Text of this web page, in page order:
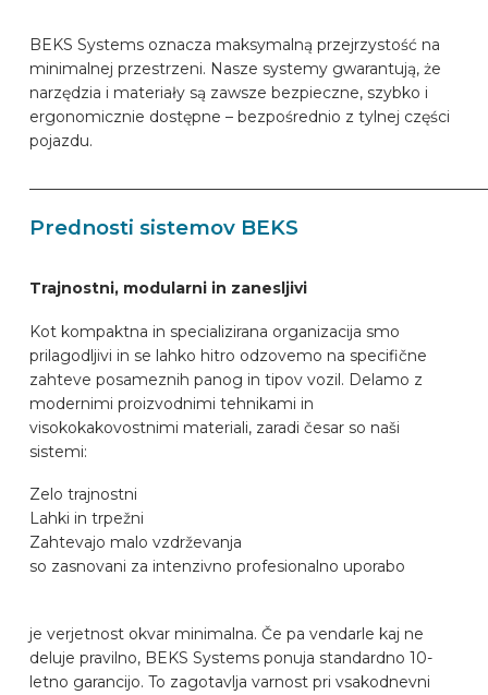
BEKS Systems oznacza maksymalną przejrzystość na
minimalnej przestrzeni. Nasze systemy gwarantują, że
narzędzia i materiały są zawsze bezpieczne, szybko i
ergonomicznie dostępne – bezpośrednio z tylnej części
pojazdu.
Prednosti sistemov BEKS
Trajnostni, modularni in zanesljivi
Kot kompaktna in specializirana organizacija smo
prilagodljivi in se lahko hitro odzovemo na specifične
zahteve posameznih panog in tipov vozil. Delamo z
modernimi proizvodnimi tehnikami in
visokokakovostnimi materiali, zaradi česar so naši
sistemi:
Zelo trajnostni
Lahki in trpežni
Zahtevajo malo vzdrževanja
so zasnovani za intenzivno profesionalno uporabo
je verjetnost okvar minimalna. Če pa vendarle kaj ne
deluje pravilno, BEKS Systems ponuja standardno 10-
letno garancijo. To zagotavlja varnost pri vsakodnevni